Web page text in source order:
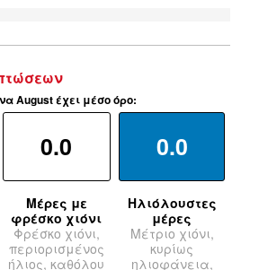
August έχει μέσο όρο:
0.0
Μέρες με
φρέσκο χιόνι
Φρέσκο χιόνι,
περιορισμένος
ήλιος, καθόλου
0.0
Ηλιόλουστες
μέρες
Μέτριο χιόνι,
κυρίως
ηλιοφάνεια,